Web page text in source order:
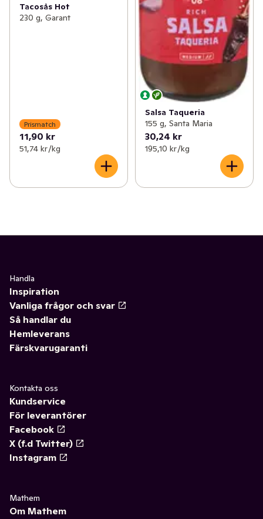
Tacosås Hot
230 g, Garant
Prismatch
11,90 kr
51,74 kr /kg
Salsa Taqueria
155 g, Santa Maria
30,24 kr
195,10 kr /kg
Handla
Inspiration
Vanliga frågor och svar
Så handlar du
Hemleverans
Färskvarugaranti
Kontakta oss
Kundservice
För leverantörer
Facebook
X (f.d Twitter)
Instagram
Mathem
Om Mathem